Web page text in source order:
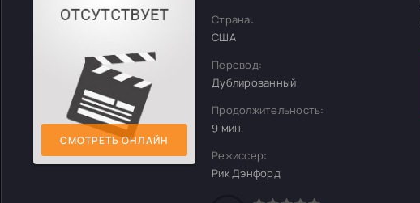
СМОТРЕТЬ ОНЛАЙН
Страна:
США
Перевод:
Дублированный
Продолжительность:
9 мин.
Режиссер:
Рик Дэнфорд